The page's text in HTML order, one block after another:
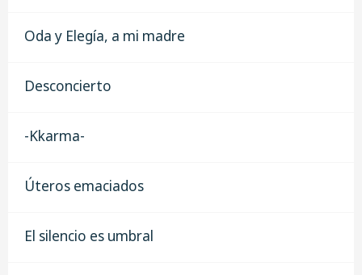
Oda y Elegía, a mi madre
Desconcierto
-Kkarma-
Úteros emaciados
El silencio es umbral